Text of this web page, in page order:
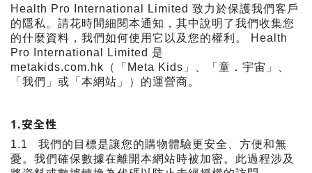
Health Pro International Limited 致力於保護我們客戶
的隱私。請花時間細閱本通知，其中說明了我們收集您
的什麼資料，我們如何使用它以及您的權利。
Health
Pro International Limited 是
metakids.com.hk （「 Meta Kids 」、「童．宇宙」、
「我們」或「本網站」）的運營商。
1.安全性
1.1 我們的目標是讓您的購物體驗更安全、方便和無
憂。我們確保數據在離開本網站時被加密。此過程涉及